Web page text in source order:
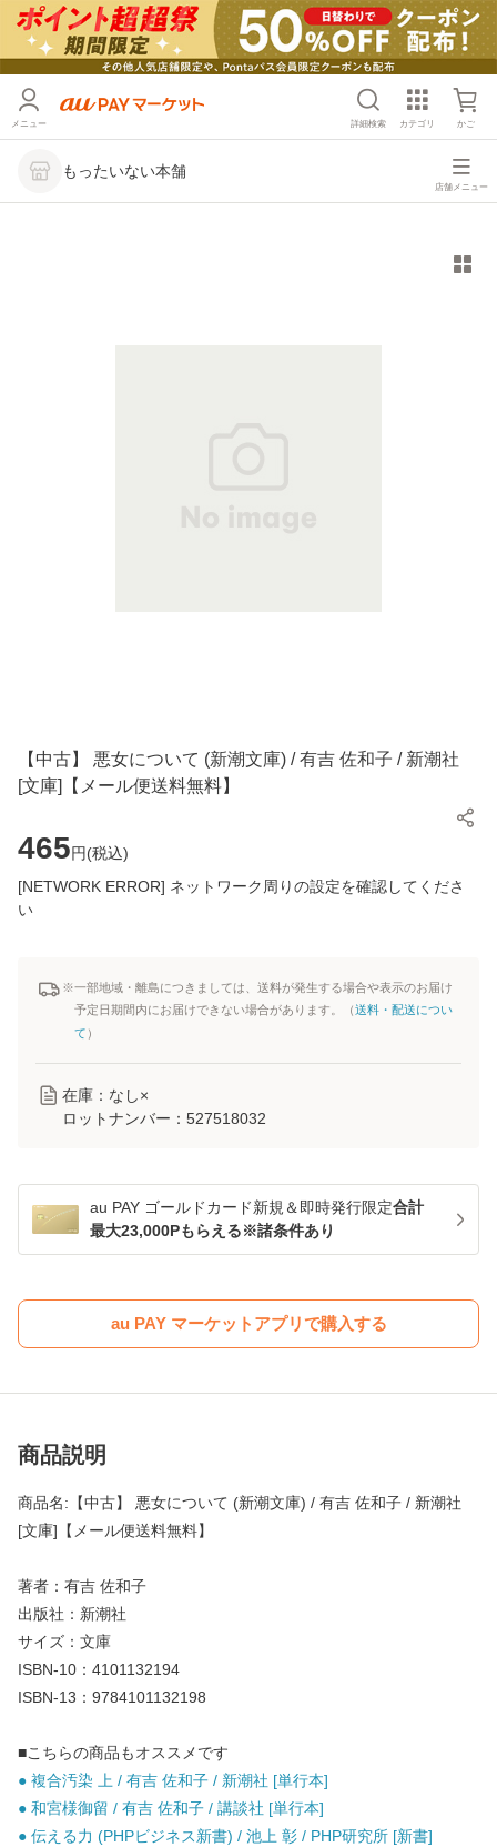
メニュー 詳細検索 カテゴリ かご
もったいない本舗
店舗メニュー
【中古】 悪女について (新潮文庫) / 有吉 佐和子 / 新潮社
[文庫]【メール便送料無料】
465円(税込)
[NETWORK ERROR] ネットワーク周りの設定を確認してくださ
い
※一部地域・離島につきましては、送料が発生する場合や表示のお届け
予定日期間内にお届けできない場合があります。（送料・配送につい
て ）
在庫：なし×
ロットナンバー： 527518032
au PAY ゴールドカード新規＆即時発行限定合計
最大23,000Pもらえる※諸条件あり
au PAY マーケットアプリで購入する
商品説明
商品名:【中古】 悪女について (新潮文庫) / 有吉 佐和子 / 新潮社
[文庫]【メール便送料無料】
著者：有吉 佐和子
出版社：新潮社
サイズ：文庫
ISBN-10：4101132194
ISBN-13：9784101132198
■こちらの商品もオススメです
● 複合汚染 上 / 有吉 佐和子 / 新潮社 [単行本]
● 和宮様御留 / 有吉 佐和子 / 講談社 [単行本]
● 伝える力 (PHPビジネス新書) / 池上 彰 / PHP研究所 [新書]